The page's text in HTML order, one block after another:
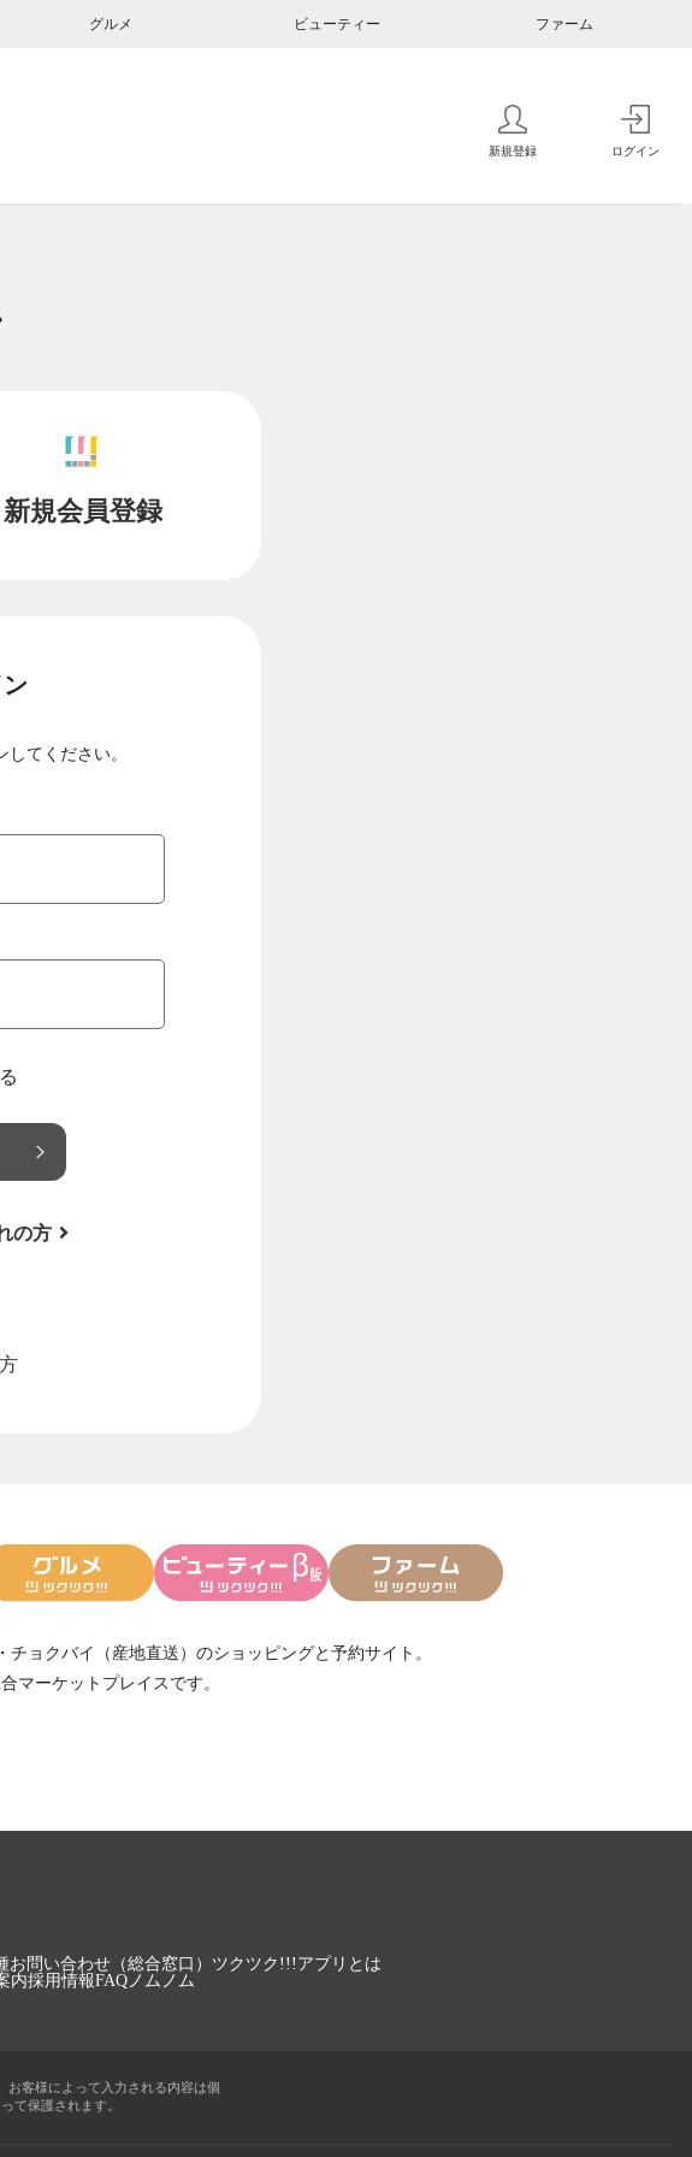
グルメ ビューティー ファーム
新規登録 ログイン
新規会員登録
てください。
の方
・ チョクバイ（産地直送） のショッピングと予約サイト。
マーケットプレイスです。
お問い合わせ（総合窓口） ツクツク!!!アプリとは
内採用情報FAQノムノム
お客様によって入力される内容は個
て保護されます。